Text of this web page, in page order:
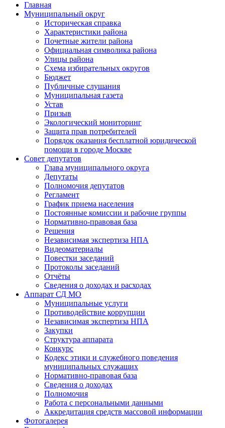
Главная
Муниципальный округ
Историческая справка
Характеристики района
Почетные жители района
Официальная символика района
Улицы района
Схема избирательных округов
Бюджет
Публичные слушания
Муниципальная газета
Устав
Призыв
Экологический мониторинг
Защита прав потребителей
Порядок оказания бесплатной юридической
помощи в городе Москве
Совет депутатов
Глава муниципального округа
Депутаты
Полномочия депутатов
Регламент
График приема населения
Постоянные комиссии и рабочие группы
Нормативно-правовая база
Решения
Независимая экспертиза НПА
Видеоматериалы
Повестки заседаний
Протоколы заседаний
Отчёты
Сведения о доходах и расходах
Аппарат СД МО
Муниципальные услуги
Противодействие коррупции
Независимая экспертиза НПА
Закупки
Структура аппарата
Конкурс
Кодекс этики и служебного поведения
муниципальных служащих
Нормативно-правовая база
Сведения о доходах
Полномочия
Работа с персональными данными
Аккредитация средств массовой информации
Фотогалерея